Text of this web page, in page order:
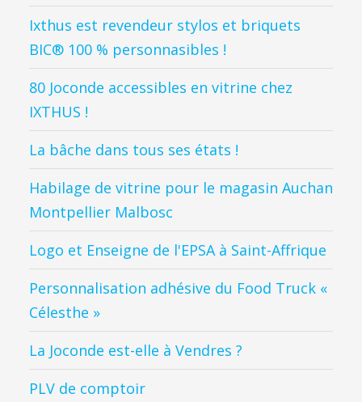
Ixthus est revendeur stylos et briquets
BIC® 100 % personnasibles !
80 Joconde accessibles en vitrine chez
IXTHUS !
La bâche dans tous ses états !
Habilage de vitrine pour le magasin Auchan
Montpellier Malbosc
Logo et Enseigne de l'EPSA à Saint-Affrique
Personnalisation adhésive du Food Truck «
Célesthe »
La Joconde est-elle à Vendres ?
PLV de comptoir